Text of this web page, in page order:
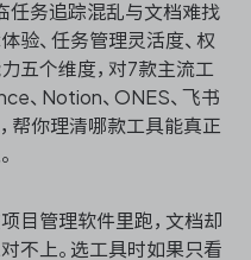
任务追踪混乱与文档难找
验、任务管理灵活度、权
五个维度，对7款主流工
、Notion、ONES、飞书
帮你理清哪款工具能真正
目管理软件里跑，文档却
不上。选工具时如果只看